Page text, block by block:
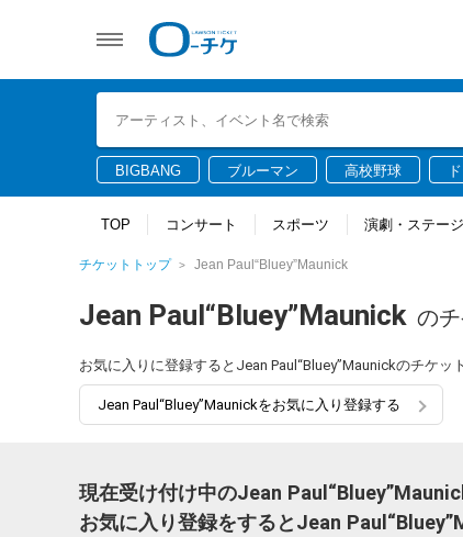
BIGBANG ブルーマン 高校野球
TOP コンサート スポーツ 演劇・ステージ
チケットトップ Jean Paul“Bluey”Maunick
Jean Paul“Bluey”Maunick の
お気に入りに登録するとJean Paul“Bluey”Maunickのチケ
Jean Paul“Bluey”Maunickをお気に入り登録する
現在受け付け中のJean
お気に入り登録をするとJean